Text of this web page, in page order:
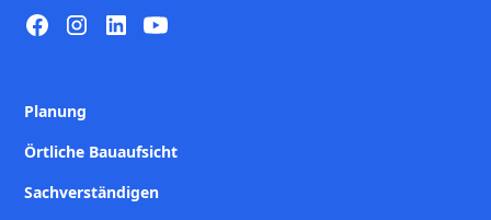
Planung
Örtliche Bauaufsicht
Sachverständigen